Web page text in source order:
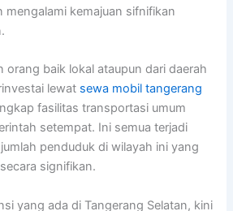
mengalami kemajuan sifnifikan
orang baik lokal ataupun dari daerah
lewat sewa mobil tangerang
fasilitas transportasi umum
setempat. Ini semua terjadi
penduduk di wilayah ini yang
signifikan.
yang ada di Tangerang Selatan, kini